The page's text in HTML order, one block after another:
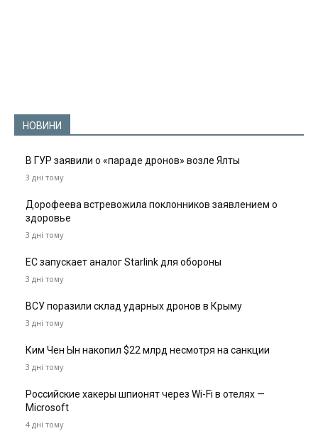
НОВИНИ
В ГУР заявили о «параде дронов» возле Ялты
3 дні тому
Дорофеева встревожила поклонников заявлением о
здоровье
3 дні тому
ЕС запускает аналог Starlink для обороны
3 дні тому
ВСУ поразили склад ударных дронов в Крыму
3 дні тому
Ким Чен Ын накопил $22 млрд несмотря на санкции
3 дні тому
Российские хакеры шпионят через Wi-Fi в отелях —
Microsoft
4 дні тому